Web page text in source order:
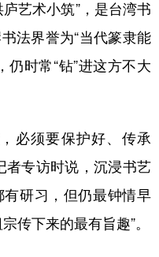
湖北 湖南
海南 重庆
艺术小筑”，是台湾书
法界誉为“当代篆隶能
仍时常“钻”进这方不大
必须要保护好、传承
者专访时说，沉浸书艺
研习，但仍最钟情早
传下来的最有旨趣”。